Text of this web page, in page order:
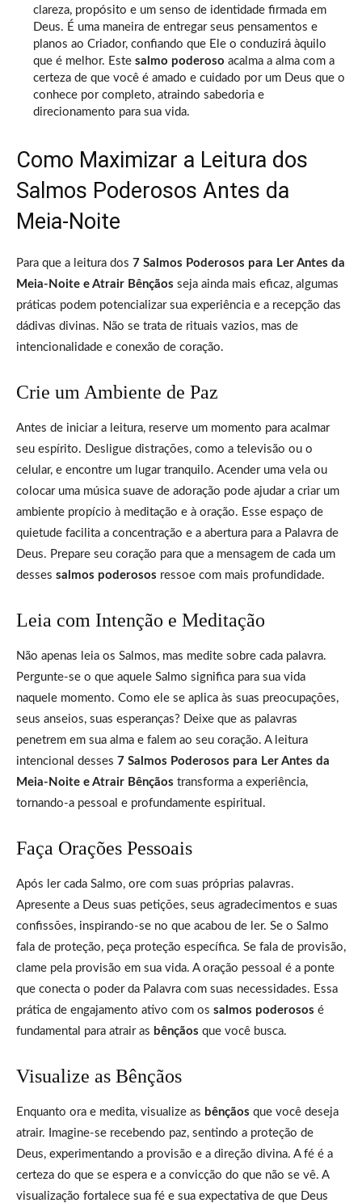
clareza, propósito e um senso de identidade firmada em
Deus. É uma maneira de entregar seus pensamentos e
planos ao Criador, confiando que Ele o conduzirá àquilo
que é melhor. Este salmo poderoso acalma a alma com a
certeza de que você é amado e cuidado por um Deus que o
conhece por completo, atraindo sabedoria e
direcionamento para sua vida.
Como Maximizar a Leitura dos
Salmos Poderosos Antes da
Meia-Noite
Para que a leitura dos 7 Salmos Poderosos para Ler Antes da
Meia-Noite e Atrair Bênçãos seja ainda mais eficaz, algumas
práticas podem potencializar sua experiência e a recepção das
dádivas divinas. Não se trata de rituais vazios, mas de
intencionalidade e conexão de coração.
Crie um Ambiente de Paz
Antes de iniciar a leitura, reserve um momento para acalmar
seu espírito. Desligue distrações, como a televisão ou o
celular, e encontre um lugar tranquilo. Acender uma vela ou
colocar uma música suave de adoração pode ajudar a criar um
ambiente propício à meditação e à oração. Esse espaço de
quietude facilita a concentração e a abertura para a Palavra de
Deus. Prepare seu coração para que a mensagem de cada um
desses salmos poderosos ressoe com mais profundidade.
Leia com Intenção e Meditação
Não apenas leia os Salmos, mas medite sobre cada palavra.
Pergunte-se o que aquele Salmo significa para sua vida
naquele momento. Como ele se aplica às suas preocupações,
seus anseios, suas esperanças? Deixe que as palavras
penetrem em sua alma e falem ao seu coração. A leitura
intencional desses 7 Salmos Poderosos para Ler Antes da
Meia-Noite e Atrair Bênçãos transforma a experiência,
tornando-a pessoal e profundamente espiritual.
Faça Orações Pessoais
Após ler cada Salmo, ore com suas próprias palavras.
Apresente a Deus suas petições, seus agradecimentos e suas
confissões, inspirando-se no que acabou de ler. Se o Salmo
fala de proteção, peça proteção específica. Se fala de provisão,
clame pela provisão em sua vida. A oração pessoal é a ponte
que conecta o poder da Palavra com suas necessidades. Essa
prática de engajamento ativo com os salmos poderosos é
fundamental para atrair as bênçãos que você busca.
Visualize as Bênçãos
Enquanto ora e medita, visualize as bênçãos que você deseja
atrair. Imagine-se recebendo paz, sentindo a proteção de
Deus, experimentando a provisão e a direção divina. A fé é a
certeza do que se espera e a convicção do que não se vê. A
visualização fortalece sua fé e sua expectativa de que Deus